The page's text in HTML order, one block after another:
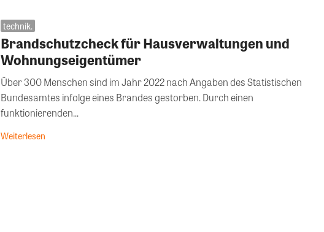
technik.
Brandschutzcheck für Hausverwaltungen und
Wohnungseigentümer
Über 300 Menschen sind im Jahr 2022 nach Angaben des Statistischen
Bundesamtes infolge eines Brandes gestorben. Durch einen
funktionierenden...
Weiterlesen